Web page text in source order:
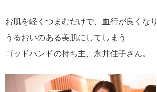
お肌を軽くつまむだけで、血行が良くなり
うるおいのある美肌にしてしまう
ゴッドハンドの持ち主、永井佳子さん。